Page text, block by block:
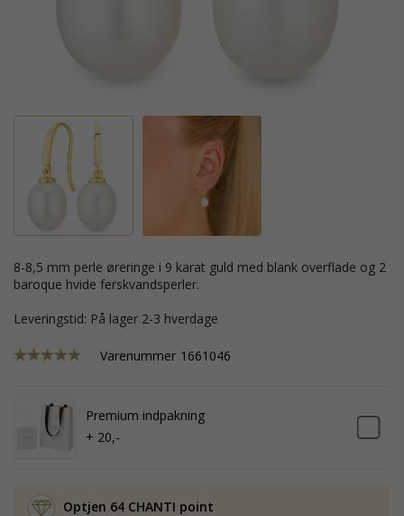
8-8,5 mm perle øreringe i 9 karat guld med blank overflade og 2
baroque hvide ferskvandsperler.
Leveringstid: På lager 2-3 hverdage
Varenummer 1661046
Premium indpakning
+ 20,-
Optjen 64 CHANTI point